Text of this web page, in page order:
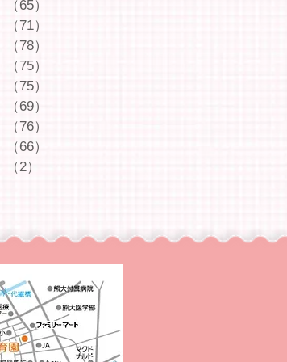
（65）
（71）
（78）
（75）
（75）
（69）
（76）
（66）
（2）